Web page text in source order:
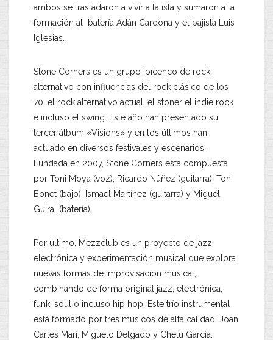
ambos se trasladaron a vivir a la isla y sumaron a la
formación al batería Adán Cardona y el bajista Luis
Iglesias.
Stone Corners es un grupo ibicenco de rock
alternativo con influencias del rock clásico de los
70, el rock alternativo actual, el stoner el indie rock
e incluso el swing. Este año han presentado su
tercer álbum «Visions» y en los últimos han
actuado en diversos festivales y escenarios.
Fundada en 2007, Stone Corners está compuesta
por Toni Moya (voz), Ricardo Núñez (guitarra), Toni
Bonet (bajo), Ismael Martínez (guitarra) y Miguel
Guiral (batería).
Por último, Mezzclub es un proyecto de jazz,
electrónica y experimentación musical que explora
nuevas formas de improvisación musical,
combinando de forma original jazz, electrónica,
funk, soul o incluso hip hop. Este trío instrumental
está formado por tres músicos de alta calidad: Joan
Carles Marí, Miguelo Delgado y Chelu García.